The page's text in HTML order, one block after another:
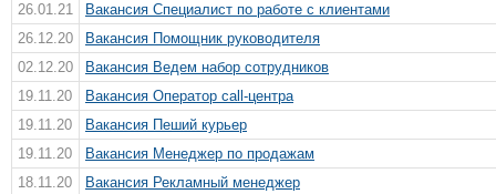
26.01.21
Вакансия Специалист по работе с клиентами
26.12.20
Вакансия Помощник руководителя
02.12.20
Вакансия Ведем набор сотрудников
19.11.20
Вакансия Оператор call-центра
19.11.20
Вакансия Пеший курьер
19.11.20
Вакансия Менеджер по продажам
18.11.20
Вакансия Рекламный менеджер